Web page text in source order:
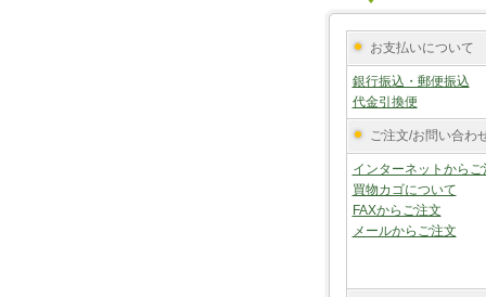
お支払いについて
銀行振込・郵便振込
代金引換便
ご注文/お問い合わ
インターネットからご
買物カゴについて
FAXからご注文
メールからご注文